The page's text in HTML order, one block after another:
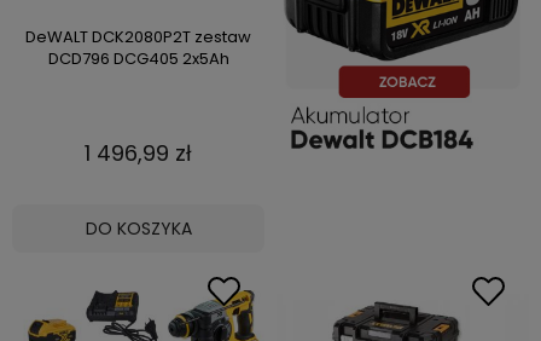
DeWALT DCK2080P2T zestaw
DCD796 DCG405 2x5Ah
1 496,99 zł
DO KOSZYKA